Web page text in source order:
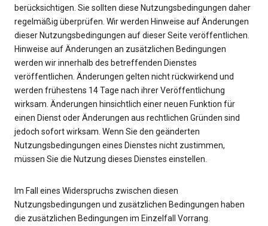
berücksichtigen. Sie sollten diese Nutzungsbedingungen daher
regelmäßig überprüfen. Wir werden Hinweise auf Änderungen
dieser Nutzungsbedingungen auf dieser Seite veröffentlichen.
Hinweise auf Änderungen an zusätzlichen Bedingungen
werden wir innerhalb des betreffenden Dienstes
veröffentlichen. Änderungen gelten nicht rückwirkend und
werden frühestens 14 Tage nach ihrer Veröffentlichung
wirksam. Änderungen hinsichtlich einer neuen Funktion für
einen Dienst oder Änderungen aus rechtlichen Gründen sind
jedoch sofort wirksam. Wenn Sie den geänderten
Nutzungsbedingungen eines Dienstes nicht zustimmen,
müssen Sie die Nutzung dieses Dienstes einstellen.
Im Fall eines Widerspruchs zwischen diesen
Nutzungsbedingungen und zusätzlichen Bedingungen haben
die zusätzlichen Bedingungen im Einzelfall Vorrang.